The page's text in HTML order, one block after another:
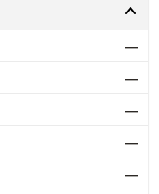
―
―
―
―
―